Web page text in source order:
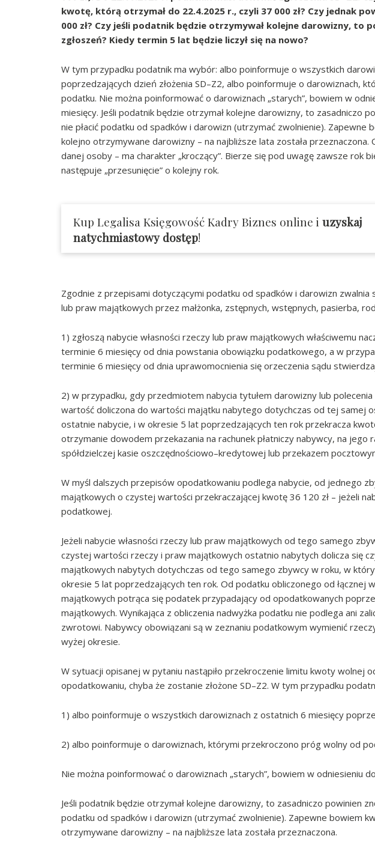
kwotę, którą otrzymał do 22.4.2025 r., czyli 37 000 zł? Czy jednak
000 zł? Czy jeśli podatnik będzie otrzymywał kolejne darowizny, to
zgłoszeń? Kiedy termin 5 lat będzie liczył się na nowo?
W tym przypadku podatnik ma wybór: albo poinformuje o wszystkich
poprzedzających dzień złożenia SD–Z2, albo poinformuje o darowiznach,
podatku. Nie można poinformować o darowiznach „starych”, bowiem w
miesięcy. Jeśli podatnik będzie otrzymał kolejne darowizny, to zasadniczo
nie płacić podatku od spadków i darowizn (utrzymać zwolnienie). Zapewne
kolejno otrzymywane darowizny – na najbliższe lata została
danej osoby – ma charakter „kroczący”. Bierze się pod uwagę zawsze rok
następuje „przesunięcie” o kolejny rok.
Kup Legalisa Księgowość Kadry Biznes online i uzyskaj
natychmiastowy dostęp!
Zgodnie z przepisami dotyczącymi podatku od spadków i darowizn zwalnia
lub praw majątkowych przez małżonka, zstępnych, wstępnych, pasierba,
1) zgłoszą nabycie własności rzeczy lub praw majątkowych właściwemu
terminie 6 miesięcy od dnia powstania obowiązku podatkowego, a w
terminie 6 miesięcy od dnia uprawomocnienia się orzeczenia sądu
2) w przypadku, gdy przedmiotem nabycia tytułem darowizny lub
wartość doliczona do wartości majątku nabytego dotychczas od tej samej
ostatnie nabycie, i w okresie 5 lat poprzedzających ten rok przekracza
otrzymanie dowodem przekazania na rachunek płatniczy nabywcy, na jego
spółdzielczej kasie oszczędnościowo–kredytowej lub przekazem
W myśl dalszych przepisów opodatkowaniu podlega nabycie, od jednego
majątkowych o czystej wartości przekraczającej kwotę 36 120 zł – jeżeli
podatkowej.
Jeżeli nabycie własności rzeczy lub praw majątkowych od tego samego
czystej wartości rzeczy i praw majątkowych ostatnio nabytych dolicza się
majątkowych nabytych dotychczas od tego samego zbywcy w roku, w
okresie 5 lat poprzedzających ten rok. Od podatku obliczonego od łącznej
majątkowych potrąca się podatek przypadający od opodatkowanych
majątkowych. Wynikająca z obliczenia nadwyżka podatku nie podlega ani
zwrotowi. Nabywcy obowiązani są w zeznaniu podatkowym wymienić
wyżej okresie.
W sytuacji opisanej w pytaniu nastąpiło przekroczenie limitu kwoty wolnej
opodatkowaniu, chyba że zostanie złożone SD–Z2. W tym przypadku
1) albo poinformuje o wszystkich darowiznach z ostatnich 6 miesięcy
2) albo poinformuje o darowiznach, którymi przekroczono próg wolny od
Nie można poinformować o darowiznach „starych”, bowiem w odniesieniu
Jeśli podatnik będzie otrzymał kolejne darowizny, to zasadniczo powinien
podatku od spadków i darowizn (utrzymać zwolnienie). Zapewne bowiem
otrzymywane darowizny – na najbliższe lata została przeznaczona.